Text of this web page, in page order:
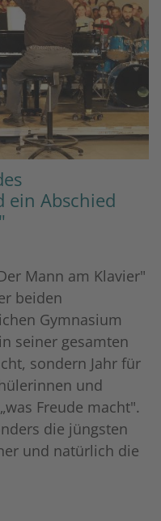
ein Abschied
Mann am Klavier"
beiden
Gymnasium
seiner gesamten
sondern Jahr für
und
Freude macht".
die jüngsten
und natürlich die